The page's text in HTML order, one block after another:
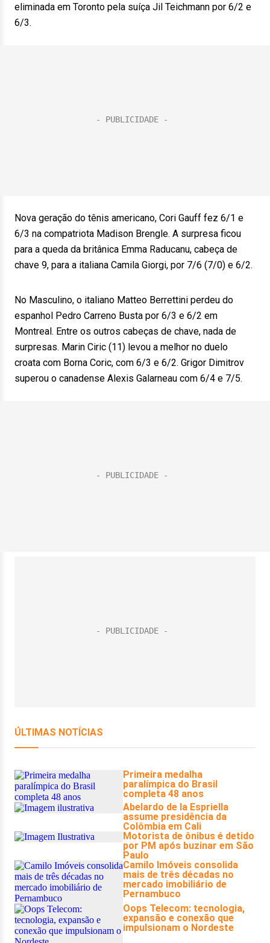
eliminada em Toronto pela suíça Jil Teichmann por 6/2 e
6/3.
Nova geração do tênis americano, Cori Gauff fez 6/1 e
6/3 na compatriota Madison Brengle. A surpresa ficou
para a queda da britânica Emma Raducanu, cabeça de
chave 9, para a italiana Camila Giorgi, por 7/6 (7/0) e 6/2.
No Masculino, o italiano Matteo Berrettini perdeu do
espanhol Pedro Carreno Busta por 6/3 e 6/2 em
Montreal. Entre os outros cabeças de chave, nada de
surpresas. Marin Ciric (11) levou a melhor no duelo
croata com Borna Coric, com 6/3 e 6/2. Grigor Dimitrov
superou o canadense Alexis Galarneau com 6/4 e 7/5.